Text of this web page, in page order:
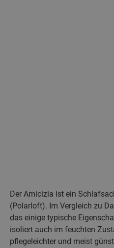
Der Amicizia ist ein
(Polarloft). Im Vergleich zu
das einige typische
isoliert auch im feuchten
pflegeleichter und meist